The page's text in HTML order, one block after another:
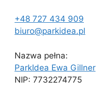
+48 727 434 909
biuro@parkidea.pl
Nazwa pełna:
ParkIdea Ewa Gillner
NIP: 7732274775